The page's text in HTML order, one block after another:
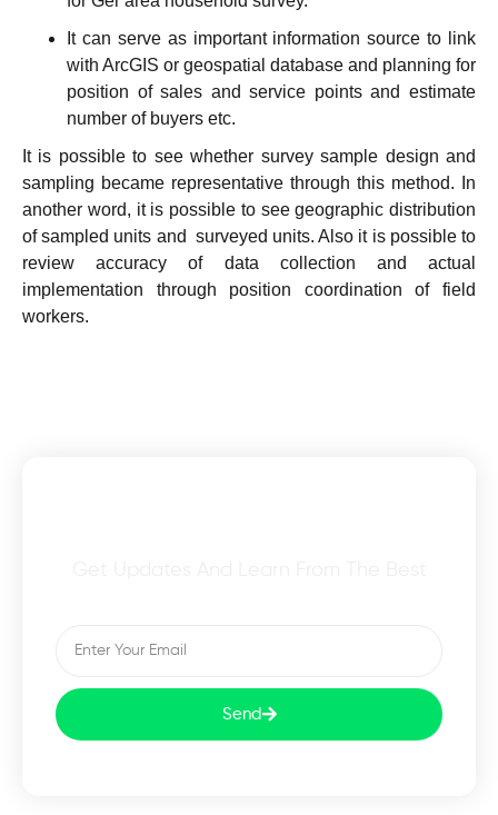
It can serve as important information source to link
with ArcGIS or geospatial database and planning for
position of sales and service points and estimate
number of buyers etc.
It is possible to see whether survey sample design and
sampling became representative through this method. In
another word, it is possible to see geographic distribution
of sampled units and surveyed units. Also it is possible to
review accuracy of data collection and actual
implementation through position coordination of field
workers.
Send